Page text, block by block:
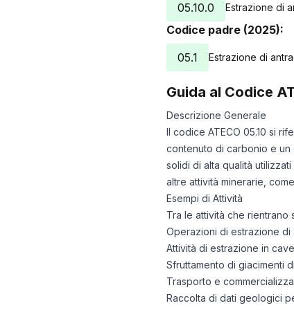
05.10.0
Estrazione di
Codice padre (2025):
05.1
Estrazione di
Guida al Codice
Descrizione Generale
Il codice ATECO 05.10 si
contenuto di carbonio e
solidi di alta qualità
altre attività minerarie,
Esempi di Attività
Tra le attività che rientrano
Operazioni di estrazione di
Attività di estrazione in
Sfruttamento di giacimenti
Trasporto e
Raccolta di dati geologici